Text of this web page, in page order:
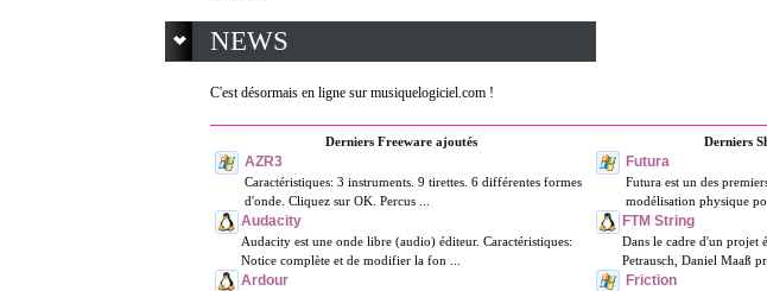
NEWS
C'est désormais en ligne sur musiquelogiciel.com !
Derniers Freeware ajoutés
AZR3
Caractéristiques: 3 instruments. 9 tirettes. 6 différentes formes
d'onde. Cliquez sur OK. Percus ...
Audacity
Audacity est une onde libre (audio) éditeur. Caractéristiques:
Notice complète et de modifier la fon ...
Ardour
Derniers
Futura
Futura est un des
modélisation physique
FTM String
Dans le cadre d'un projet
Petrausch, Daniel Maaß
Friction